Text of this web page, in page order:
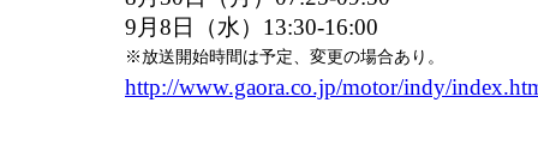
9月8日（水）13:30-16:00
※放送開始時間は予定、変更の場合あり。
http://www.gaora.co.jp/motor/indy/